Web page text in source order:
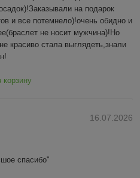
на подарок
и все потемнело)!очень обидно и
не носит мужчина)!Но
красиво стала выглядеть,знали
16.07.2026
спасибо"